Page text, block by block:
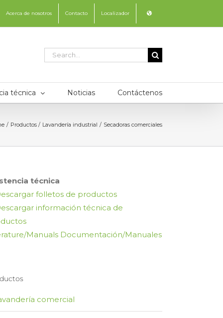
Acerca de nosotros Contacto Localizador
Search
técnica Noticias Contáctenos
Productos Lavandería industrial Secadoras comerciales
técnica
folletos de productos
información técnica de
Manuals Documentación/Manuales
comercial